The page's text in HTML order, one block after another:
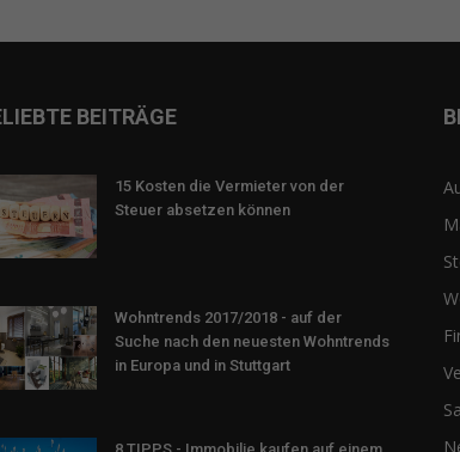
BEITRÄGE
15 Kosten die Vermieter von der
Steuer absetzen können
Wohntrends 2017/2018 - auf der
Suche nach den neuesten Wohntrends
in Europa und in Stuttgart